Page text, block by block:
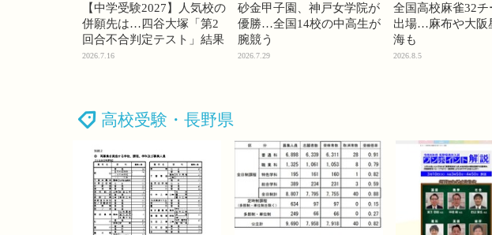
【中学受験2027】人気校の
併願先は…四谷大塚「第2
回合不合判定テスト」結果
2026.7.16
砂金甲子園、神戸女学院が
優勝…全国14校の中高生が
腕競う
2026.7.29
全国高校麻雀32チ
出場…麻布や大阪
海も
2026.8.5
高校受験・長野県